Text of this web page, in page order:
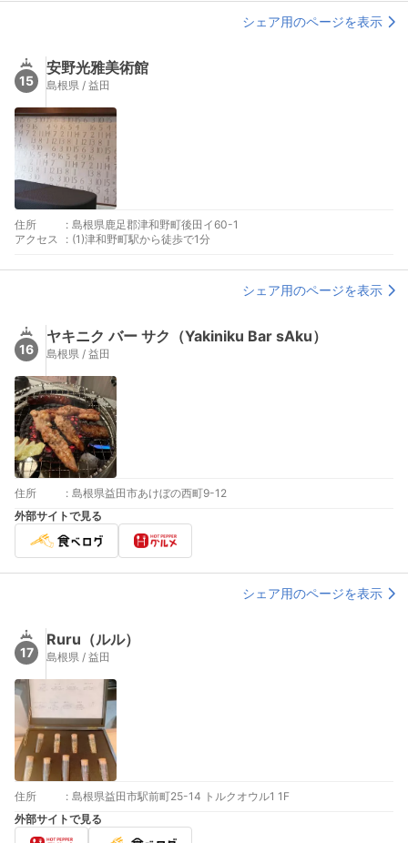
シェア用のページを表示
15
安野光雅美術館
島根県 / 益田
住所 : 島根県鹿足郡津和野町後田イ60-1
アクセス
: (1)津和野町駅から徒歩で1分
シェア用のページを表示
16
ヤキニク バー サク（Yakiniku Bar sAku）
島根県 / 益田
住所 : 島根県益田市あけぼの西町9-12
外部サイトで見る
シェア用のページを表示
17
Ruru（ルル）
島根県 / 益田
住所 : 島根県益田市駅前町25-14 トルクオウル1 1F
外部サイトで見る